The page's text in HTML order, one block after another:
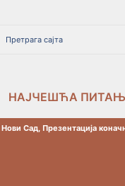
НАЈЧЕШЋА
Сад, Презентација